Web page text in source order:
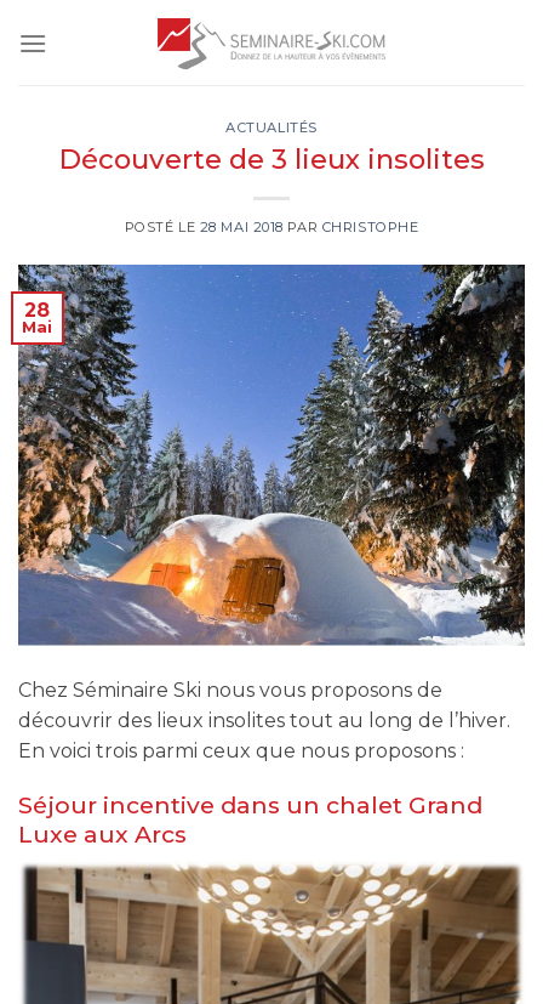
ACTUALITÉS
Découverte de 3 lieux insolites
POSTÉ LE 28 MAI 2018 PAR CHRISTOPHE
28
Mai
Chez Séminaire Ski nous vous proposons de
découvrir des lieux insolites tout au long de l’hiver.
En voici trois parmi ceux que nous proposons :
Séjour incentive dans un chalet Grand
Luxe aux Arcs